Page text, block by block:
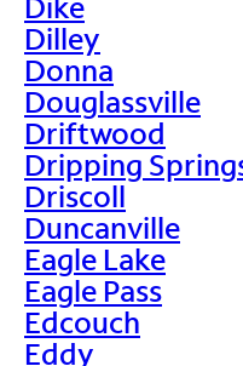
Dilley
Donna
Douglassville
Driftwood
Dripping
Driscoll
Duncanville
Eagle Lake
Eagle Pass
Edcouch
Eddy